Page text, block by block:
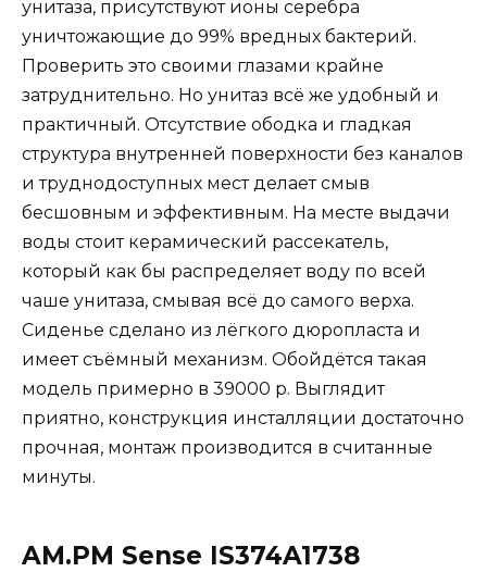
унитаза, присутствуют ионы серебра
уничтожающие до 99% вредных бактерий.
Проверить это своими глазами крайне
затруднительно. Но унитаз всё же удобный и
практичный. Отсутствие ободка и гладкая
структура внутренней поверхности без каналов
и труднодоступных мест делает смыв
бесшовным и эффективным. На месте выдачи
воды стоит керамический рассекатель,
который как бы распределяет воду по всей
чаше унитаза, смывая всё до самого верха.
Сиденье сделано из лёгкого дюропласта и
имеет съёмный механизм. Обойдётся такая
модель примерно в 39000 р. Выглядит
приятно, конструкция инсталляции достаточно
прочная, монтаж производится в считанные
минуты.
AM.PM Sense IS374A1738